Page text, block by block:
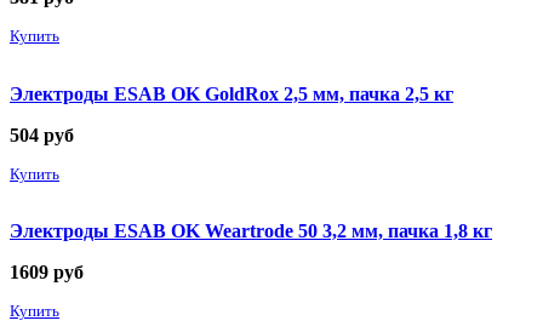
Купить
Электроды ESAB OK GoldRox 2,5 мм, пачка 2,5 кг
504 руб
Купить
Электроды ESAB OK Weartrode 50 3,2 мм, пачка 1,8 кг
1609 руб
Купить